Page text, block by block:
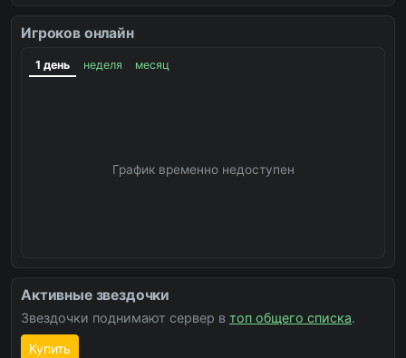
Игроков онлайн
1 день неделя месяц
График временно недоступен
Активные звездочки
Звездочки поднимают сервер в топ общего списка.
Купить